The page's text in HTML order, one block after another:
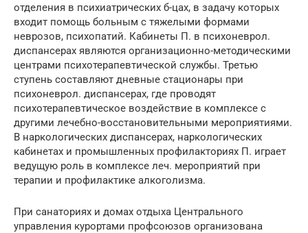
отделения в психиатрических б-цах, в задачу которых
входит помощь больным с тяжелыми формами
неврозов, психопатий. Кабинеты П. в психоневрол.
диспансерах являются организационно-методическими
центрами психотерапевтической службы. Третью
ступень составляют дневные стационары при
психоневрол. диспансерах, где проводят
психотерапевтическое воздействие в комплексе с
другими лечебно-восстановительными мероприятиями.
В наркологических диспансерах, наркологических
кабинетах и промышленных профилакториях П. играет
ведущую роль в комплексе леч. мероприятий при
терапии и профилактике алкоголизма.
При санаториях и домах отдыха Центрального
управления курортами профсоюзов организована